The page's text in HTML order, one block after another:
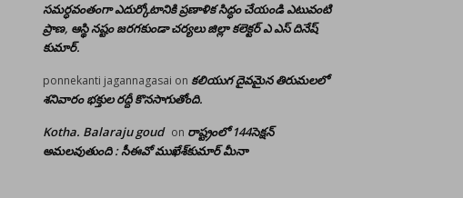
సమర్ధవంతంగా ఎదుర్కోటానికి ప్రణాళిక సిద్ధం చేయండి ఎటువంటి
ప్రాణ, ఆస్థి నష్టం జరగకుండా చర్యలు జిల్లా కలెక్టర్ ఎ ఎస్ దినేష్
కుమార్.
ponnekanti jagannagasai on కలియుగ దైవమైన తిరుమలలో
శనివారం భక్తుల రద్దీ కొనసాగుతోంది.
Kotha. Balaraju goud on రాష్ట్రంలో 144సెక్షన్
అమలవుతుంది : సీఈవో ముఖేశ్‌కుమార్‌ మీనా